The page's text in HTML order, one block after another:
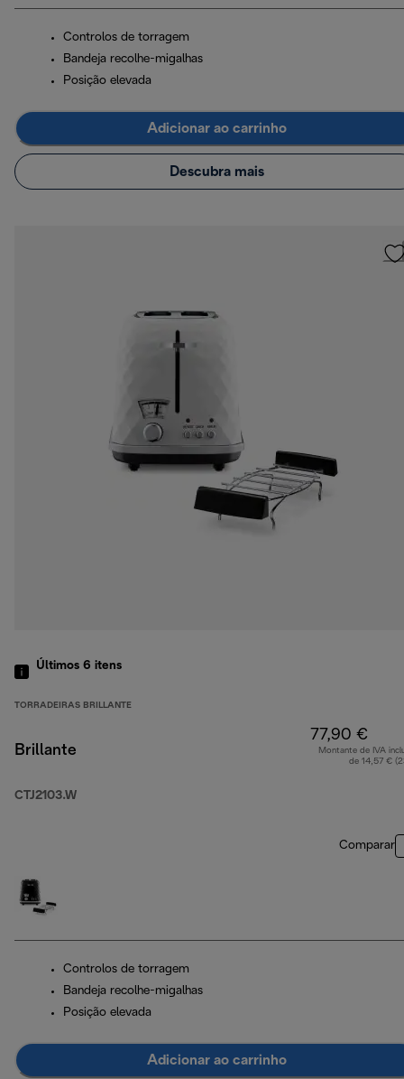
Controlos de torragem
Bandeja recolhe-migalhas
Posição elevada
Adicionar ao carrinho
Descubra mais
Últimos 6 itens
TORRADEIRAS BRILLANTE
Brillante
CTJ2103.W
77,90 €
Montante de IVA
de 14,57 €
Comparar
Controlos de torragem
Bandeja recolhe-migalhas
Posição elevada
Adicionar ao carrinho